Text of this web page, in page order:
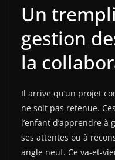
Un
gestion
la
Il arrive qu’un projet
ne soit pas retenue.
l’enfant d’apprendre
ses attentes ou à
angle neuf. Ce va-et-